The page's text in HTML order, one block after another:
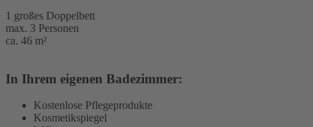
1 großes Doppelbett
max. 3 Personen
ca. 46 m²
In Ihrem eigenen Badezimmer:
Kostenlose Pflegeprodukte
Kosmetikspiegel